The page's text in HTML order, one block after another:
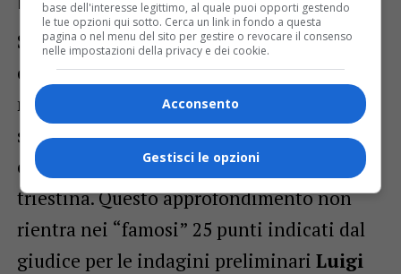
Sulle analisi che verranno svolte sul
cellulare di Liliana viene mantenuto il
massimo riserbo. Tuttavia, si intuisce che
si vuole fare luce su alcuni “specifici”
elementi del traffico telefonico della
triestina. Questo approfondimento non
rientra nei “famosi” 25 punti indicati dal
giudice per le indagini preliminari Luigi
base dell'interesse legittimo, al quale puoi opporti gestendo
le tue opzioni qui sotto. Cerca un link in fondo a questa
pagina o nel menu del sito per gestire o revocare il consenso
nelle impostazioni della privacy e dei cookie.
Acconsento
Gestisci le opzioni